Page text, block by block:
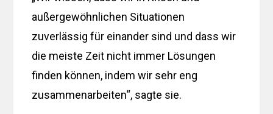
außergewöhnlichen Situationen
zuverlässig für einander sind und dass wir
die meiste Zeit nicht immer Lösungen
finden können, indem wir sehr eng
zusammenarbeiten“, sagte sie.